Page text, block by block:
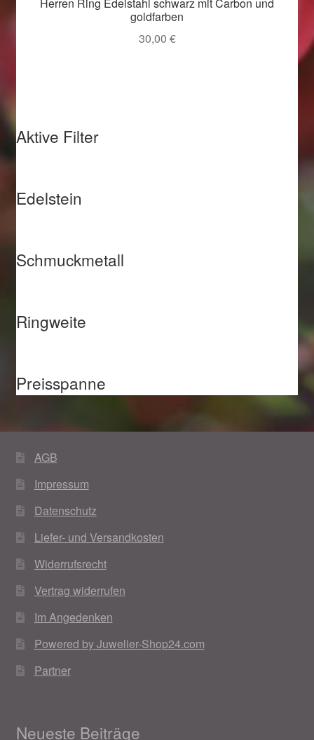
Weihnachtsangebote 2019
Widerrufsrecht
goldfarben
30,00 €
Aktive Filter
Edelstein
Schmuckmetall
Ringweite
Preisspanne
AGB
Impressum
Datenschutz
Liefer- und Versandkosten
Widerrufsrecht
Vertrag widerrufen
Im Angedenken
Powered by Juwelier-Shop24.com
Partner
Neueste Beiträge